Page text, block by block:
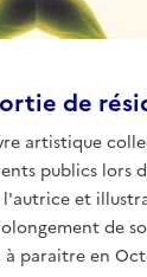
de
artistique
publics lors
et
de
à paraitre en